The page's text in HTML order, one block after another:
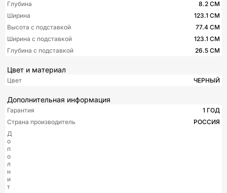
Глубина
8.2 СМ
Ширина
123.1 СМ
Высота с подставкой
77.4 СМ
Ширина с подставкой
123.1 СМ
Глубина с подставкой
26.5 СМ
Цвет и материал
Цвет ЧЕРНЫЙ
Дополнительная информация
Гарантия
1 ГОД
Страна производитель
РОССИЯ
Д
о
п
о
л
н
и
т